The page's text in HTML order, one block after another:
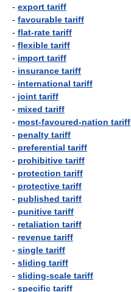
- export tariff
- favourable tariff
- flat-rate tariff
- flexible tariff
- import tariff
- insurance tariff
- international tariff
- joint tariff
- mixed tariff
- most-favoured-nation tariff
- penalty tariff
- preferential tariff
- prohibitive tariff
- protection tariff
- protective tariff
- published tariff
- punitive tariff
- retaliation tariff
- revenue tariff
- single tariff
- sliding tariff
- sliding-scale tariff
- specific tariff